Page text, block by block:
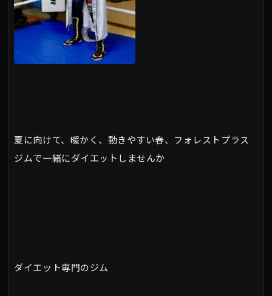
夏に向けて、暖かく、動きやすい春、フォレストプラス
ジムで一緒にダイエットしませんか
ダイエット専門のジム